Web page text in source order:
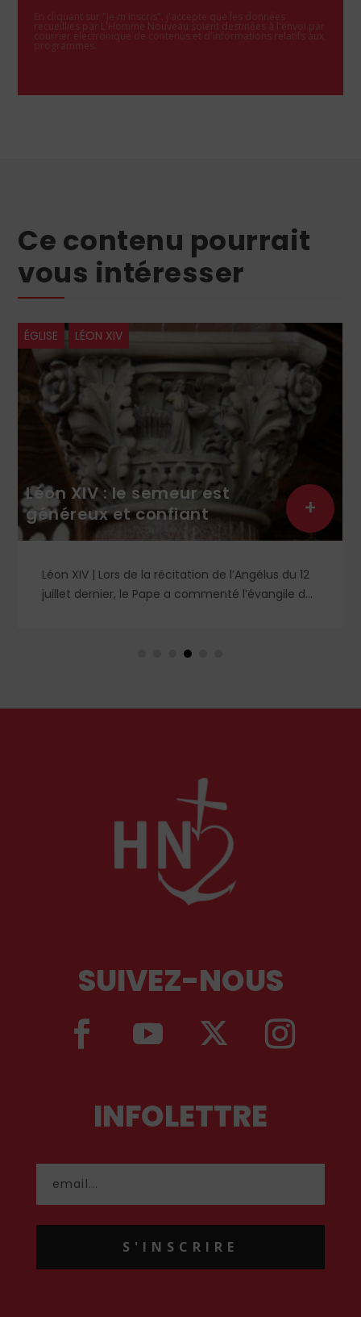
En cliquant sur "Je m'inscris", j'accepte que les données
recueillies par L'Homme Nouveau soient destinées à l'envoi par
courrier électronique de contenus et d'informations relatifs aux
programmes.
Ce contenu pourrait
vous intéresser
ÉGLISE LÉON XIV
Léon XIV : le semeur est
généreux et confiant
Léon XIV | Lors de la récitation de l’Angélus du 12
juillet dernier, le Pape a commenté l’évangile de
+
SUIVEZ-NOUS
INFOLETTRE
S'INSCRIRE